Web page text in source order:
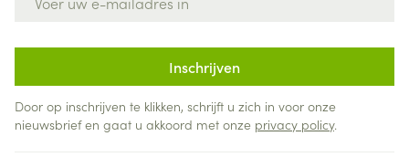
Inschrijven
Door op inschrijven te klikken, schrijft u zich in voor onze
nieuwsbrief en gaat u akkoord met onze privacy policy.